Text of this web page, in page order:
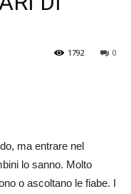
0
1792
ma entrare nel
lo sanno. Molto
o ascoltano le fiabe. I